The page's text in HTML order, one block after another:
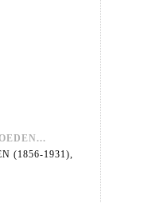
(1856-1931),